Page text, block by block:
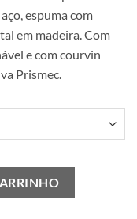
espuma com
em madeira. Com
e com courvin
Prismec.